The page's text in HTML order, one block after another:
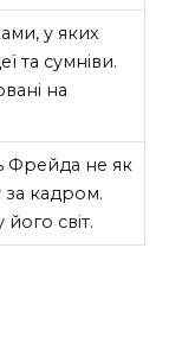
у яких
та сумніви.
на
Фрейда не як
за кадром.
світ.